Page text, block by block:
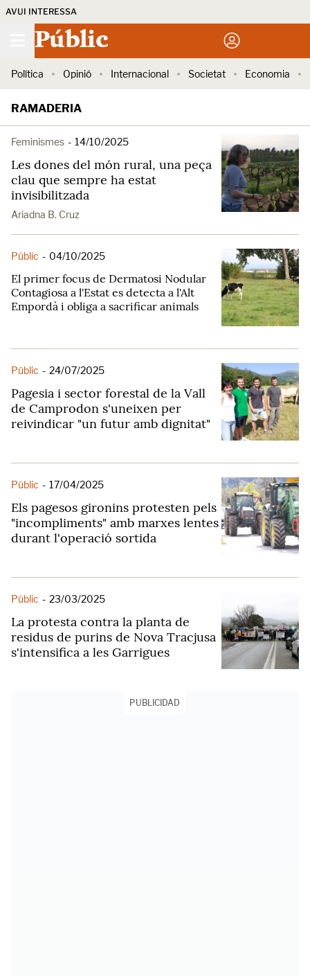
AVUI INTERESSA
Públic
Política Opinió Internacional Societat Economia
RAMADERIA
Feminismes - 14/10/2025
Les dones del món rural, una peça
clau que sempre ha estat
invisibilitzada
Ariadna B. Cruz
Públic - 04/10/2025
El primer focus de Dermatosi Nodular
Contagiosa a l'Estat es detecta a l'Alt
Empordà i obliga a sacrificar animals
Públic - 24/07/2025
Pagesia i sector forestal de la Vall
de Camprodon s'uneixen per
reivindicar "un futur amb dignitat"
Públic - 17/04/2025
Els pagesos gironins protesten pels
"incompliments" amb marxes lentes
durant l'operació sortida
Públic - 23/03/2025
La protesta contra la planta de
residus de purins de Nova Tracjusa
s'intensifica a les Garrigues
PUBLICIDAD